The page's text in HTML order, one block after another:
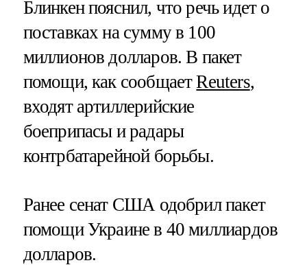
Блинкен пояснил, что речь идет о
поставках на сумму в 100
миллионов долларов. В пакет
помощи, как сообщаетReuters,
входят артиллерийские
боеприпасы и радары
контрбатарейной борьбы.
Ранее сенат США одобрил пакет
помощи Украине в 40 миллиардов
долларов.